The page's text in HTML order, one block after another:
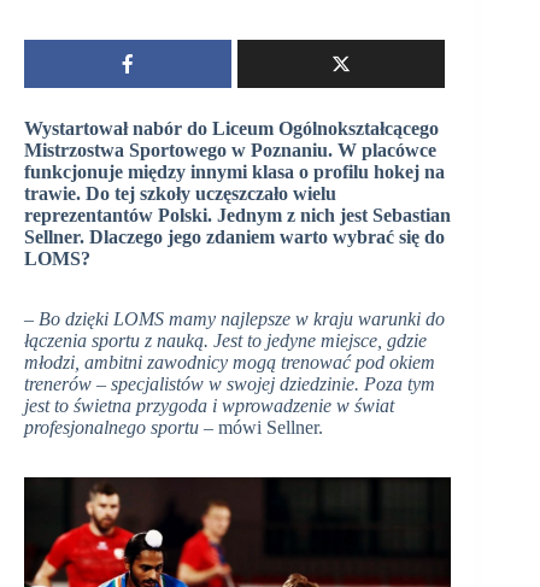
Wystartował nabór do Liceum Ogólnokształcącego
Mistrzostwa Sportowego w Poznaniu. W placówce
funkcjonuje między innymi klasa o profilu hokej na
trawie. Do tej szkoły uczęszczało wielu
reprezentantów Polski. Jednym z nich jest Sebastian
Sellner. Dlaczego jego zdaniem warto wybrać się do
LOMS?
– Bo dzięki LOMS mamy najlepsze w kraju warunki do
łączenia sportu z nauką. Jest to jedyne miejsce, gdzie
młodzi, ambitni zawodnicy mogą trenować pod okiem
trenerów – specjalistów w swojej dziedzinie. Poza tym
jest to świetna przygoda i wprowadzenie w świat
profesjonalnego sportu – mówi Sellner.